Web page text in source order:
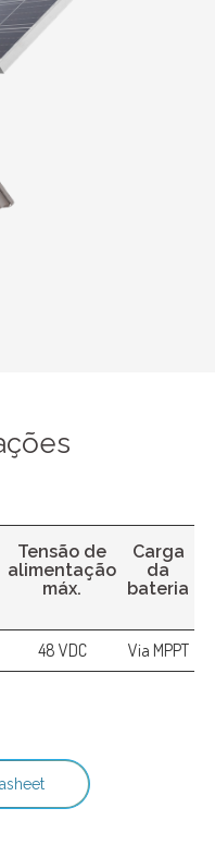
Tensão de
alimentação
máx.
Carga
da
bateria
48 VDC Via MPPT